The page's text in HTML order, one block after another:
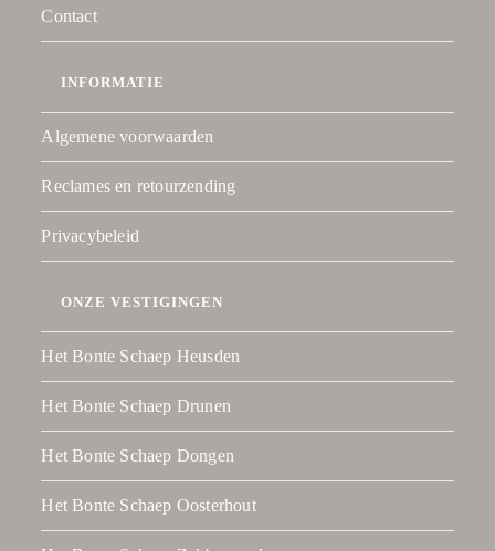
Contact
INFORMATIE
Algemene voorwaarden
Reclames en retourzending
Privacybeleid
ONZE VESTIGINGEN
Het Bonte Schaep Heusden
Het Bonte Schaep Drunen
Het Bonte Schaep Dongen
Het Bonte Schaep Oosterhout